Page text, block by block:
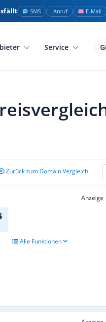
SMS Anruf E-Mail
Service
Zurück zum Domain Vergleich
Anzeige
Alle Funktionen